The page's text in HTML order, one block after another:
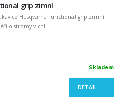
grip zimní
Husqvarna Functional grip zimní
o stromy v chl ...
Skladem
DETAIL